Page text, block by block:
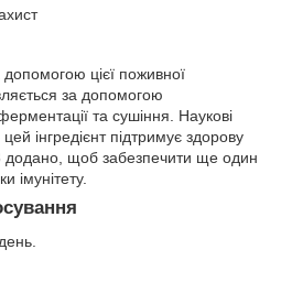
допомогою цієї поживної
за допомогою
та сушіння. Наукові
інгредієнт підтримує здорову
додано, щоб забезпечити ще один
імунітету.